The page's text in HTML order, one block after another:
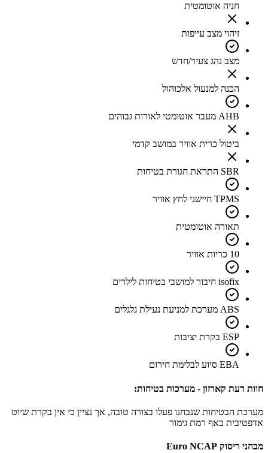
חניה אוטומטית
זיהוי מצב עייפות
מצב נהג צעיר/חדש
הכנה למנעול אלכוהול
AHB מעבר אוטומטי לאורות גבוהים
ביטול כרית אוויר במושב קדמי
SBR התראת חגורת בטיחות
TPMS חיישני לחץ אוויר
תאורה אוטומטית
10 כריות אוויר
isofix חיבור למושבי בטיחות לילדים
ABS מערכת למניעת נעילת גלגלים
ESP בקרת יציבות
EBA סיוע לבלימת חירום
חוות דעת קארזון - מערכות בטיחות:
מערכת הבטיחות שנבחנו פעלו בצורה טובה, אך נציין כי אין בקרת שיוט
אדפטיבית באף רמת גימור
מבחני ריסוק Euro NCAP